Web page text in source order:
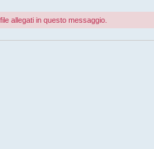
allegati in questo messaggio.